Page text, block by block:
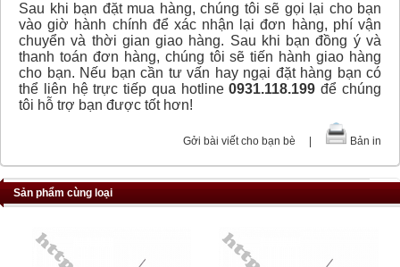
Sau khi bạn đặt mua hàng, chúng tôi sẽ gọi lại cho bạn
vào giờ hành chính để xác nhận lại đơn hàng, phí vận
chuyển và thời gian giao hàng. Sau khi bạn đồng ý và
thanh toán đơn hàng, chúng tôi sẽ tiến hành giao hàng
cho bạn. Nếu bạn cần tư vấn hay ngại đặt hàng bạn có
thể liên hệ trực tiếp qua hotline0931.118.199 để chúng
tôi hỗ trợ bạn được tốt hơn!
Gởi bài viết cho bạn bè Bản in
Sản phẩm cùng loại